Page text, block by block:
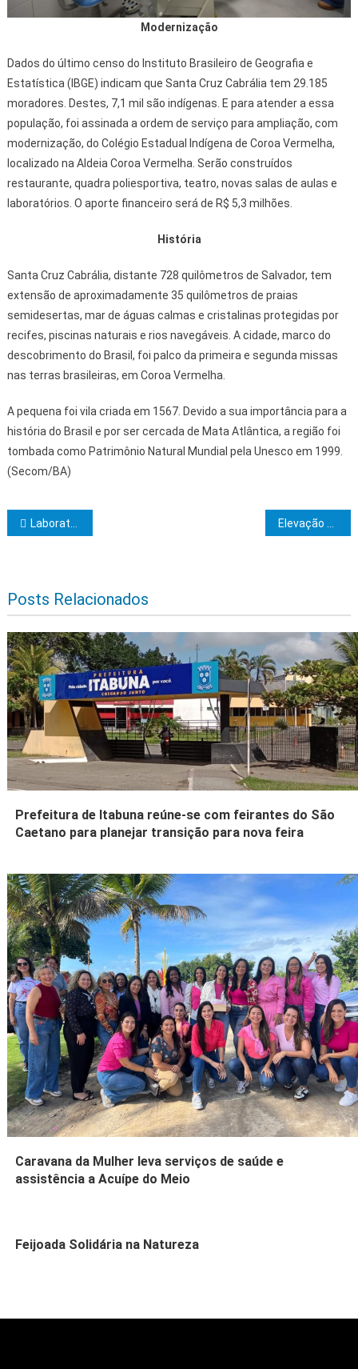
Modernização
Dados do último censo do Instituto Brasileiro de Geografia e
Estatística (IBGE) indicam que Santa Cruz Cabrália tem 29.185
moradores. Destes, 7,1 mil são indígenas. E para atender a essa
população, foi assinada a ordem de serviço para ampliação, com
modernização, do Colégio Estadual Indígena de Coroa Vermelha,
localizado na Aldeia Coroa Vermelha. Serão construídos
restaurante, quadra poliesportiva, teatro, novas salas de aulas e
laboratórios. O aporte financeiro será de R$ 5,3 milhões.
História
Santa Cruz Cabrália, distante 728 quilômetros de Salvador, tem
extensão de aproximadamente 35 quilômetros de praias
semidesertas, mar de águas calmas e cristalinas protegidas por
recifes, piscinas naturais e rios navegáveis. A cidade, marco do
descobrimento do Brasil, foi palco da primeira e segunda missas
nas terras brasileiras, em Coroa Vermelha.
A pequena foi vila criada em 1567. Devido a sua importância para a
história do Brasil e por ser cercada de Mata Atlântica, a região foi
tombada como Patrimônio Natural Mundial pela Unesco em 1999.
(Secom/BA)
Navegação de Post
Laboratório integra o Centro de Pesquisas em Biodiversidade
Posts Relacionados
Prefeitura de Itabuna reúne-se com feirantes do São
Caetano para planejar transição para nova feira
Caravana da Mulher leva serviços de saúde e
assistência a Acuípe do Meio
Feijoada Solidária na Natureza